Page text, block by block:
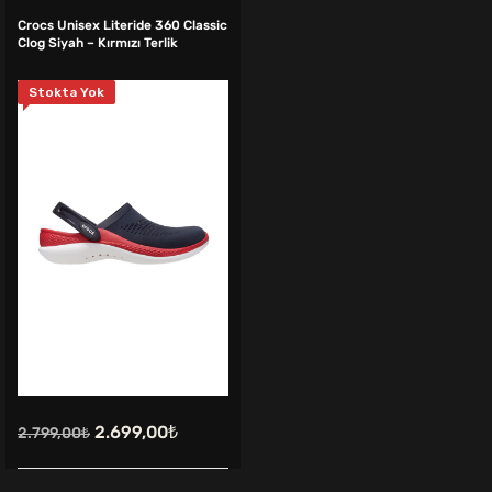
Crocs Unisex Literide 360 Classic
Clog Siyah – Kırmızı Terlik
Stokta Yok
2.799,00₺ Orijinal
2.699,00₺Şu